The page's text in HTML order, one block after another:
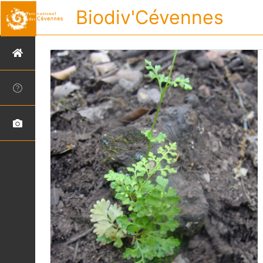
Biodiv'Cévennes